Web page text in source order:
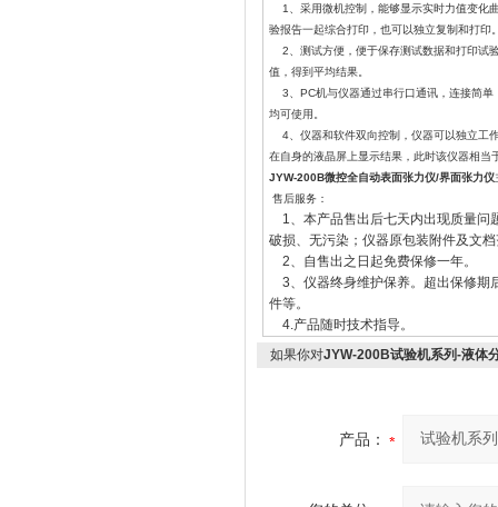
1、采用微机控制，能够显示实时力值变化
验报告一起综合打印，也可以独立复制和打印
2、测试方便，便于保存测试数据和打印试
值，得到平均结果。
3、PC机与仪器通过串行口通讯，连接简单
均可使用。
4、仪器和软件双向控制，仪器可以独立工
在自身的液晶屏上显示结果，此时该仪器相当
JYW-200B微控全自动表面张力仪/界面张力仪
售后服务：
1、本产品售出后七天内出现质量问
破损、无污染；仪器原包装附件及文
2、自售出之日起免费保修一年。
3、仪器终身维护保养。超出保修期
件等。
4.产品随时技术指导。
如果你对JYW-200B试验机系列-液体
产品：